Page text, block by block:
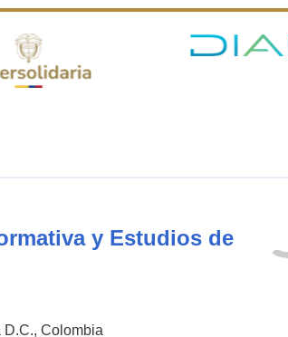
y Estudios de
D.C., Colombia